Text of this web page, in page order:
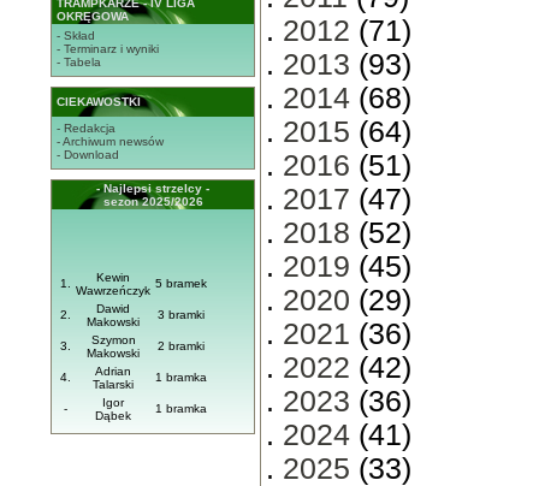
TRAMPKARZE - IV LIGA
OKRĘGOWA
- Skład
- Terminarz i wyniki
- Tabela
CIEKAWOSTKI
- Redakcja
- Archiwum newsów
- Download
- Najlepsi strzelcy -
sezon 2025/2026
1.
Kewin
Wawrzeńczyk
5 bramek
2.
Dawid
Makowski
3 bramki
3.
Szymon
Makowski
2 bramki
4.
Adrian
Talarski
1 bramka
-
Igor
Dąbek
1 bramka
. 2012 (71)
. 2013 (93)
. 2014 (68)
. 2015 (64)
. 2016 (51)
. 2017 (47)
. 2018 (52)
. 2019 (45)
. 2020 (29)
. 2021 (36)
. 2022 (42)
. 2023 (36)
. 2024 (41)
. 2025 (33)